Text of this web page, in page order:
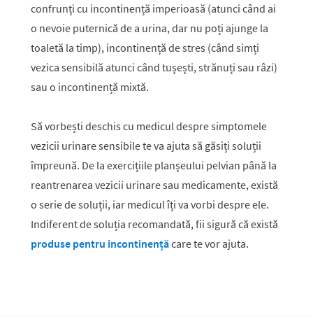
confrunți cu incontinență imperioasă (atunci când ai
o nevoie puternică de a urina, dar nu poți ajunge la
toaletă la timp), incontinență de stres (când simți
vezica sensibilă atunci când tușești, strănuți sau râzi)
sau o incontinență mixtă.
Să vorbești deschis cu medicul despre simptomele
vezicii urinare sensibile te va ajuta să găsiți soluții
împreună. De la exercițiile planșeului pelvian până la
reantrenarea vezicii urinare sau medicamente, există
o serie de soluții, iar medicul îți va vorbi despre ele.
Indiferent de soluția recomandată, fii sigură că există
produse pentru incontinențăcare te vor ajuta.